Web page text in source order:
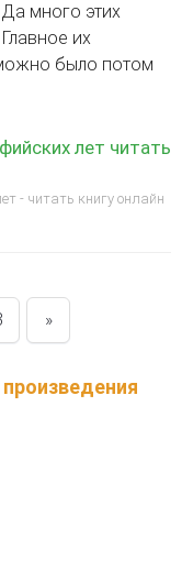
много этих
их
было потом
лет читать
- читать книгу онлайн
»